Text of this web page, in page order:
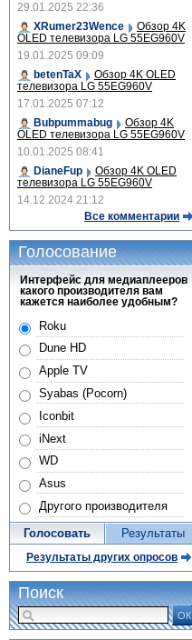
29.01.2025 22:36
XRumer23Wence
Обзор 4K
OLED телевизора LG 55EG960V
19.01.2025 09:09
betenTaX
Обзор 4K OLED
телевизора LG 55EG960V
17.01.2025 07:12
Bubpummabug
Обзор 4K
OLED телевизора LG 55EG960V
10.01.2025 08:41
DianeFup
Обзор 4K OLED
телевизора LG 55EG960V
14.12.2024 21:12
Все комментарии
Голосование
Интерфейс для медиаплееров
какого производителя вам
кажется наиболее удобным?
Roku
Dune HD
Apple TV
Syabas (Pocorn)
Iconbit
iNext
WD
Asus
Другого производителя
Голосовать Результаты
Результаты других опросов
Поиск
ОК